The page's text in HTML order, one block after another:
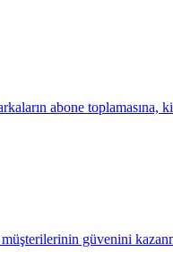
abone toplamasına,
güvenini